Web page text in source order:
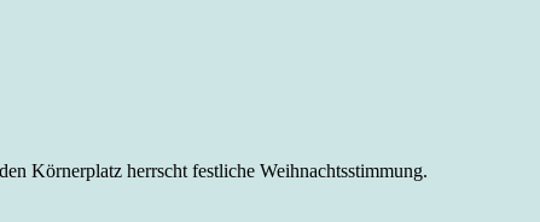
Körnerplatz herrscht festliche Weihnachtsstimmung.